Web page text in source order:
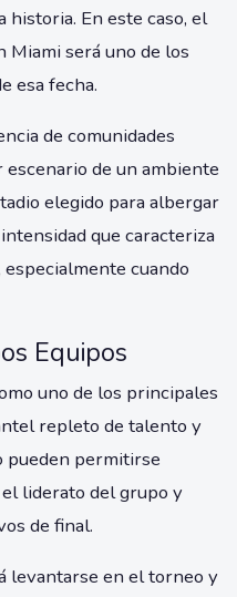
historia. En este caso, el
Miami será uno de los
esa fecha.
de comunidades
de un ambiente
elegido para albergar
que caracteriza
cuando
Equipos
uno de los principales
repleto de talento y
pueden permitirse
liderato del grupo y
de final.
levantarse en el torneo y